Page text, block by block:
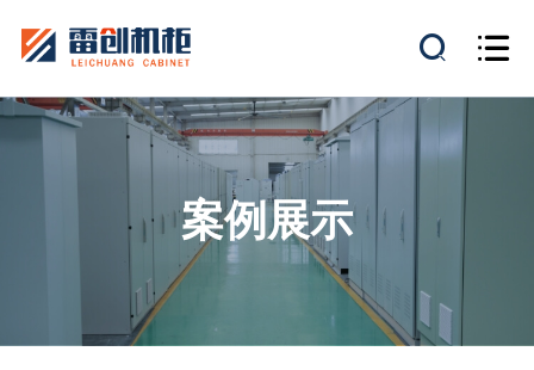
案例展示